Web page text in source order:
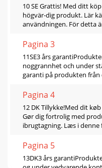
10 SE Grattis! Med ditt
högvär-dig produkt. Lär
användningen. För detta
Pagina 3
11SE3 års
noggrannhet och under
garanti på produkten
Pagina 4
12 DK Tillykke!Med dit
Gør dig fortrolig med
ibrugtagning. Læs i denne
Pagina 5
13DK3 års